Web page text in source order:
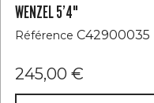
WENZEL 5’4"
Référence C42900035
245,00 €